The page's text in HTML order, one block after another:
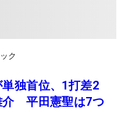
ク
独首位、1打差2
介 平田憲聖は7つ